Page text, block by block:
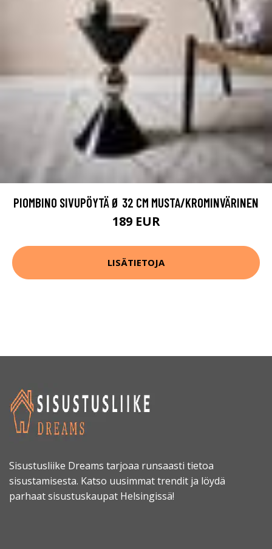
PIOMBINO SIVUPÖYTÄ Ø 32 CM MUSTA/KROMINVÄRINEN
189 EUR
LISÄTIETOJA
Sisustusliike Dreams tarjoaa runsaasti tietoa
sisustamisesta. Katso uusimmat trendit ja löydä
parhaat sisustuskaupat Helsingissä!